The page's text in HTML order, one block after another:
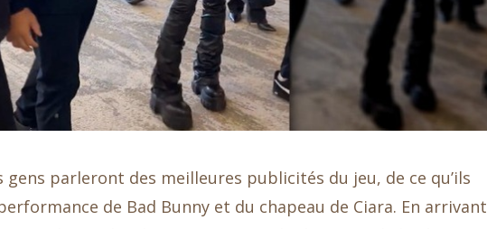
gens parleront des meilleures publicités du jeu, de ce qu’ils
de Bad Bunny et du chapeau de Ciara. En arrivant